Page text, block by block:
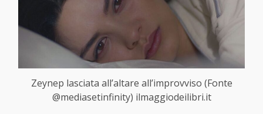
Zeynep lasciata all’altare all’improvviso (Fonte
@mediasetinfinity) ilmaggiodeilibri.it